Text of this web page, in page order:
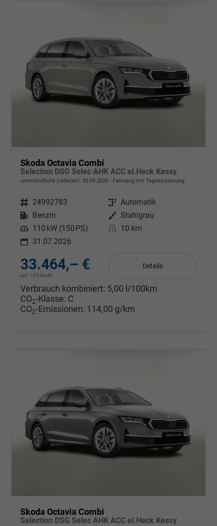
Skoda Octavia Combi
Selection DSG Selec AHK ACC el.Heck Kessy
unverbindliche Lieferzeit: 30.09.2026 Fahrzeug mit Tageszulassung
Fahrzeugnr. 24992783 Getriebe Automatik
Kraftstoff
Benzin Außenfarbe Stahlgrau
Leistung 110 kW (150 PS) Kilometerstand 10 km
31.07.2026
33.464,– €
incl. 19% MwSt.
Details
Verbrauch kombiniert: 5,00 l/100km
CO2-Klasse: C
CO2-Emissionen: 114,00 g/km
Skoda Octavia Combi
Selection DSG Selec AHK ACC el.Heck Kessy